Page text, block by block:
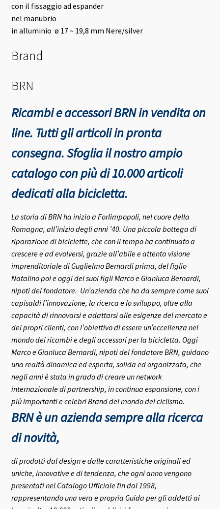
con il fissaggio ad espander
nel manubrio
in alluminio ø 17 ~ 19,8 mm Nere/silver
Brand
BRN
Ricambi e accessori BRN in vendita on
line. Tutti gli articoli in pronta
consegna.Sfoglia il nostro ampio
catalogo con più di 10.000 articoli
dedicati alla bicicletta.
La storia di BRN ha inizio a Forlimpopoli, nel cuore della
Romagna, all’inizio degli anni ’40. Una piccola bottega di
riparazione di biciclette, che con il tempo ha continuato a
crescere e ad evolversi, grazie all’abile e attenta visione
imprenditoriale di Guglielmo Bernardi prima, del figlio
Natalino poi e oggi dei suoi figli Marco e Gianluca Bernardi,
nipoti del fondatore. Un’azienda che ha da sempre come suoi
capisaldi l’innovazione, la ricerca e lo sviluppo, oltre alla
capacità di rinnovarsi e adattarsi alle esigenze del mercato e
dei propri clienti, con l’obiettivo di essere un’eccellenza nel
mondo dei ricambi e degli accessori per la bicicletta. Oggi
Marco e Gianluca Bernardi, nipoti del fondatore BRN, guidano
una realtà dinamica ed esperta, solida ed organizzata, che
negli anni è stata in grado di creare un network
internazionale di partnership, in continua espansione, con i
più importanti e celebri Brand del mondo del ciclismo.
BRN è un azienda sempre alla ricerca
di novità,
di prodotti dal design e dalle caratteristiche originali ed
uniche, innovative e di tendenza, che ogni anno vengono
presentati nel Catalogo Ufficiale fin dal 1998,
rappresentando una vera e propria Guida per gli addetti ai